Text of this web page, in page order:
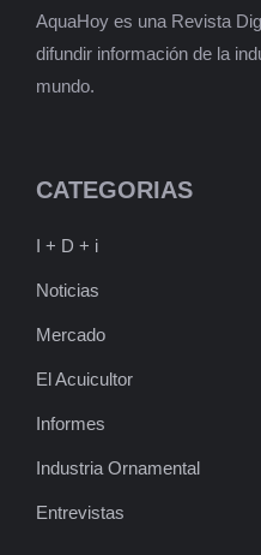
AquaHoy es una Revista
difundir información de la
mundo.
CATEGORIAS
I + D + i
Noticias
Mercado
El Acuicultor
Informes
Industria Ornamental
Entrevistas